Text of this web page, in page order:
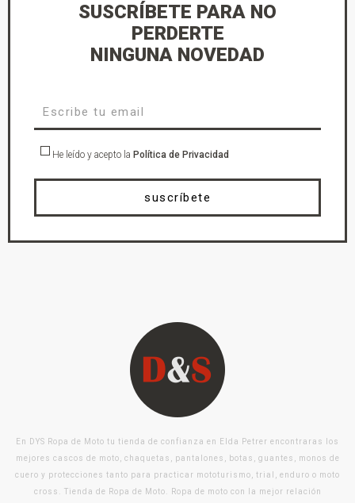
SUSCRÍBETE PARA NO
PERDERTE
NINGUNA NOVEDAD
He leído y acepto la Política de Privacidad
suscríbete
En DYS Ropa de Moto tu tienda de confianza en Elda Petrer encontraras los
mejores cascos de moto, chaquetas, pantalones, botas, guantes, monos de
cuero y protecciones tanto para practicar mototurismo, trial, enduro o moto
cross. Tienda de Ropa de Moto. Ropa de moto con la mejor relación